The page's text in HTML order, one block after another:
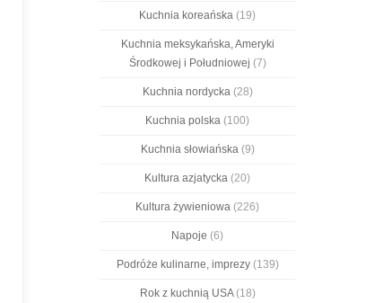
Kuchnia koreańska (19)
Kuchnia meksykańska, Ameryki
Środkowej i Południowej (7)
Kuchnia nordycka(28)
Kuchnia polska (100)
Kuchnia słowiańska(9)
Kultura azjatycka (20)
Kultura żywieniowa (226)
Napoje (6)
Podróże kulinarne, imprezy(139)
Rok z kuchnią USA(18)